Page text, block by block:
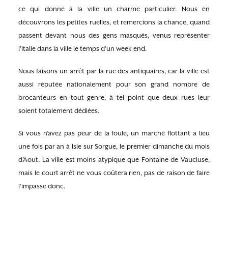
ce qui donne à la ville un charme particulier. Nous en
découvrons les petites ruelles, et remercions la chance, quand
passent devant nous des gens masqués, venus représenter
l’Italie dans la ville le temps d’un week end.
Nous faisons un arrêt par la rue des antiquaires, car la ville est
aussi réputée nationalement pour son grand nombre de
brocanteurs en tout genre, à tel point que deux rues leur
soient totalement dédiées.
Si vous n’avez pas peur de la foule, un marché flottant a lieu
une fois par an à Isle sur Sorgue, le premier dimanche du mois
d’Aout. La ville est moins atypique que Fontaine de Vaucluse,
mais le court arrêt ne vous coûtera rien, pas de raison de faire
l’impasse donc.